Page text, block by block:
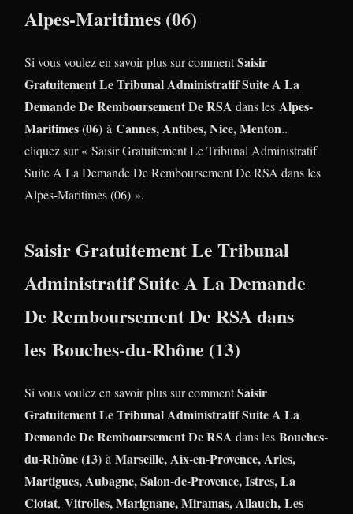
Alpes-Maritimes (06)
Si vous voulez en savoir plus sur commentSaisir
Gratuitement Le Tribunal Administratif Suite A La
Demande De Remboursement De RSA dans les Alpes-
Maritimes (06) à Cannes, Antibes, Nice, Menton..
cliquez sur « Saisir Gratuitement Le Tribunal Administratif
Suite A La Demande De Remboursement De RSA dans les
Alpes-Maritimes (06) ».
Saisir Gratuitement Le Tribunal
Administratif Suite A La Demande
De Remboursement De RSA dans
les Bouches-du-Rhône (13)
Si vous voulez en savoir plus sur commentSaisir
Gratuitement Le Tribunal Administratif Suite A La
Demande De Remboursement De RSA dans les Bouches-
du-Rhône (13) à Marseille, Aix-en-Provence, Arles,
Martigues, Aubagne, Salon-de-Provence, Istres, La
Ciotat, Vitrolles, Marignane, Miramas, Allauch, Les